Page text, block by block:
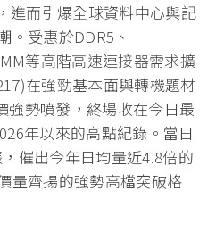
進而引爆全球資料中心與記
。受惠於DDR5、
等高階高速連接器需求擴
在強勁基本面與轉機題材
強勢噴發，終場收在今日最
年以來的高點紀錄。當日
催出今年日均量近4.8倍的
量齊揚的強勢高檔突破格